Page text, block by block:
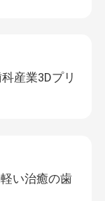
産業3Dプリ
い治癒の歯